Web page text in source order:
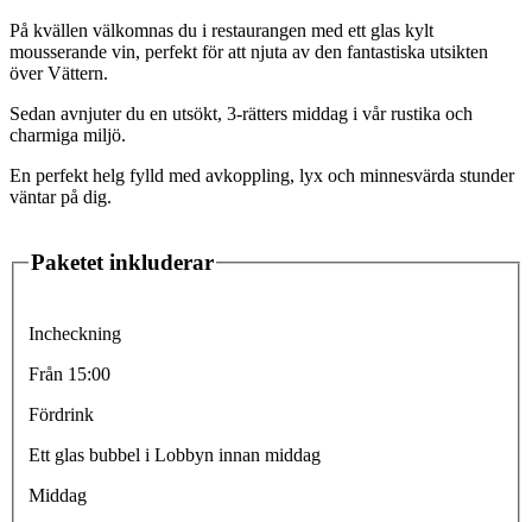
På kvällen välkomnas du i restaurangen med ett glas kylt
mousserande vin, perfekt för att njuta av den fantastiska utsikten
över Vättern.
Sedan avnjuter du en utsökt, 3-rätters middag i vår rustika och
charmiga miljö.
En perfekt helg fylld med avkoppling, lyx och minnesvärda stunder
väntar på dig.
Paketet inkluderar
Incheckning
Från 15:00
Fördrink
Ett glas bubbel i Lobbyn innan middag
Middag